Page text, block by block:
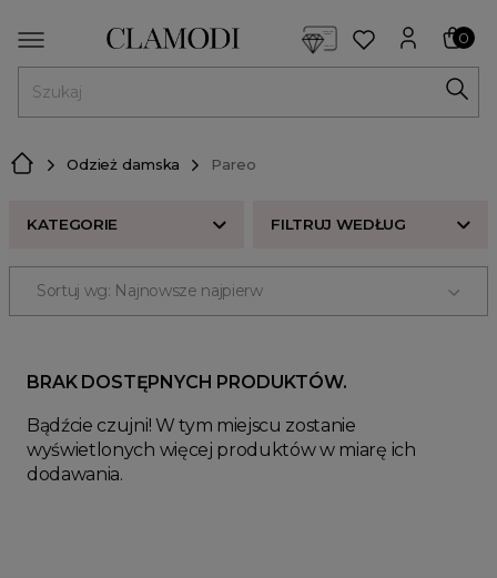
0
Odzież damska Pareo
KATEGORIE FILTRUJ WEDŁUG
Zobacz wszystkie produkty Clamodi
Chusty
Bluzki damskie
Bluzy damskie
Sortuj wg: Najnowsze najpierw
BRAK DOSTĘPNYCH PRODUKTÓW.
Bądźcie czujni! W tym miejscu zostanie
wyświetlonych więcej produktów w miarę ich
dodawania.